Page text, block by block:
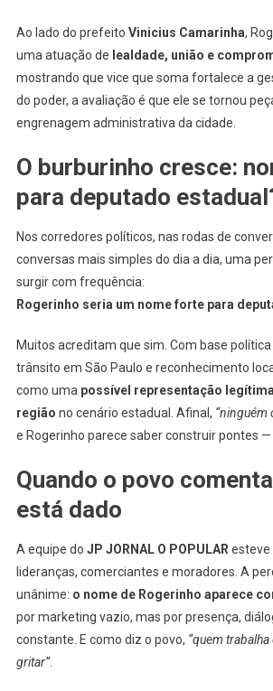
Ao lado do prefeito Vinicius Camarinha,
uma atuação de lealdade, união e
mostrando que vice que soma fortalece a
do poder, a avaliação é que ele se tornou
engrenagem administrativa da cidade.
O burburinho cresce:
para deputado
Nos corredores políticos, nas rodas de
conversas mais simples do dia a dia, uma
surgir com frequência:
Rogerinho seria um nome forte para
Muitos acreditam que sim. Com base
trânsito em São Paulo e reconhecimento
como uma possível representação
região no cenário estadual. Afinal, “ninguém
e Rogerinho parece saber construir pontes —
Quando o povo
está dado
A equipe do JP JORNAL O POPULAR esteve
lideranças, comerciantes e moradores. A
unânime: o nome de Rogerinho aparece
por marketing vazio, mas por presença,
constante. E como diz o povo, “quem
gritar”.